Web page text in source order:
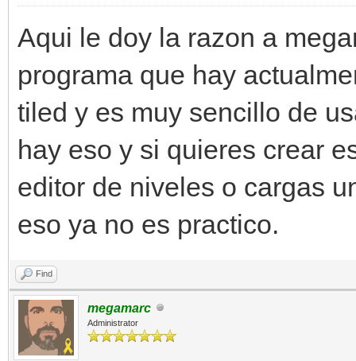
Aqui le doy la razon a
programa que hay
tiled y es muy sencillo de
hay eso y si quieres crear
editor de niveles o cargas
eso ya no es practico.
Find
megamarc
Administrator